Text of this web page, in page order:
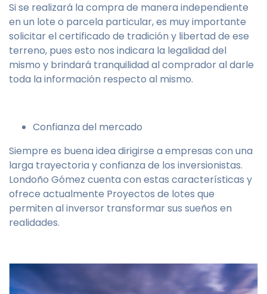
Si se realizará la compra de manera independiente
en un lote o parcela particular, es muy importante
solicitar el certificado de tradición y libertad de ese
terreno, pues esto nos indicara la legalidad del
mismo y brindará tranquilidad al comprador al darle
toda la información respecto al mismo.
Confianza del mercado
Siempre es buena idea dirigirse a empresas con una
larga trayectoria y confianza de los inversionistas.
Londoño Gómez cuenta con estas características y
ofrece actualmente Proyectos de lotes que
permiten al inversor transformar sus sueños en
realidades.